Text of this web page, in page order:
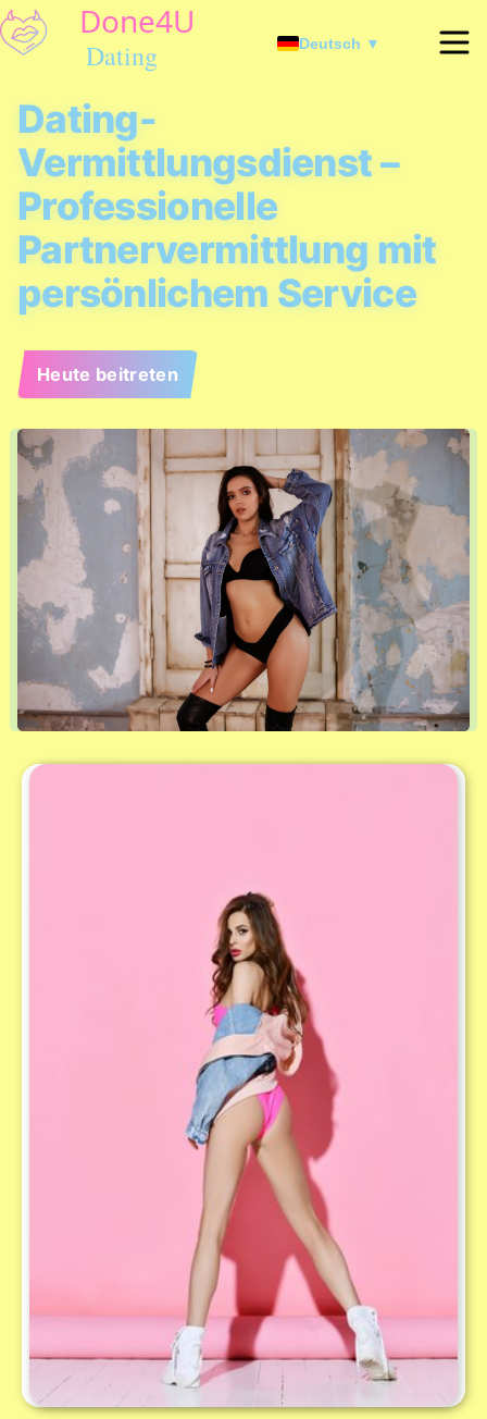
Deutsch ▼
Dating-
Vermittlungsdienst –
Professionelle
Partnervermittlung mit
persönlichem Service
Heute beitreten